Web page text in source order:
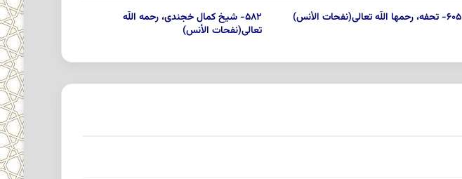
۶۰۵- تحفه، رحمها اللّه تعالى‏(نفحات الأنس)
۵۸۲- شیخ کمال خجندى، رحمه اللّه
تعالى‏(نفحات الأنس)